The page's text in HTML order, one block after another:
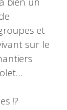
et
sur le
!?